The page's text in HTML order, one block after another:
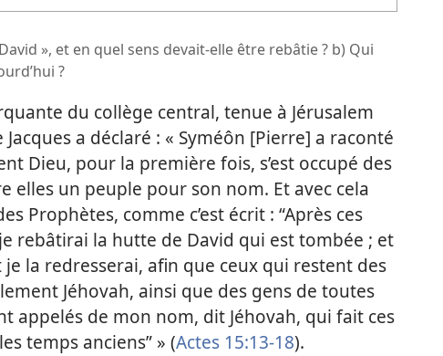
», et en quel sens devait-elle être rebâtie ? b) Qui
?
du collège central, tenue à Jérusalem
a déclaré : « Syméôn [Pierre] a raconté
Dieu, pour la première fois, s’est occupé des
elles un peuple pour son nom. Et avec cela
Prophètes, comme c’est écrit : “Après ces
rebâtirai la hutte de David qui est tombée ; et
la redresserai, afin que ceux qui restent des
Jéhovah, ainsi que des gens de toutes
appelés de mon nom, dit Jéhovah, qui fait ces
temps anciens” » (Actes 15:13-18).